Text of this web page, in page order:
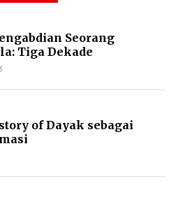
Seorang
Tiga Dekade
Pdt. Dr. Yulius
of Dayak sebagai